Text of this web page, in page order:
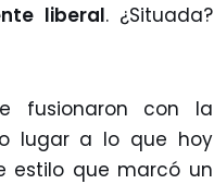
liberal. ¿Situada?
fusionaron con la
lugar a lo que hoy
estilo que marcó un